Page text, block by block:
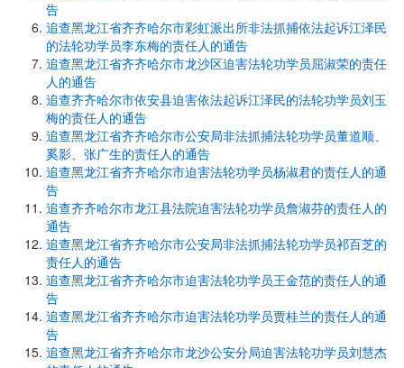
告
追查黑龙江省齐齐哈尔市彩虹派出所非法抓捕依法起诉江泽民
的法轮功学员李东梅的责任人的通告
追查黑龙江省齐齐哈尔市龙沙区迫害法轮功学员屈淑荣的责任
人的通告
追查齐齐哈尔市依安县迫害依法起诉江泽民的法轮功学员刘玉
梅的责任人的通告
追查黑龙江省齐齐哈尔市公安局非法抓捕法轮功学员董道顺、
奚影、张广生的责任人的通告
追查黑龙江省齐齐哈尔市迫害法轮功学员杨淑君的责任人的通
告
追查齐齐哈尔市龙江县法院迫害法轮功学员詹淑芬的责任人的
通告
追查黑龙江省齐齐哈尔市公安局非法抓捕法轮功学员祁百芝的
责任人的通告
追查黑龙江省齐齐哈尔市迫害法轮功学员王金范的责任人的通
告
追查黑龙江省齐齐哈尔市迫害法轮功学员贾桂兰的责任人的通
告
追查黑龙江省齐齐哈尔市龙沙公安分局迫害法轮功学员刘慧杰